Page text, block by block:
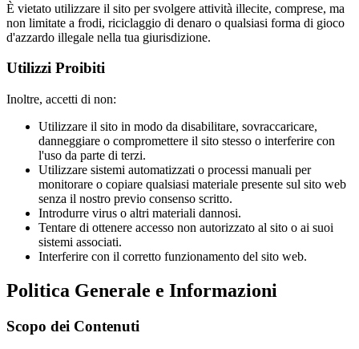
È vietato utilizzare il sito per svolgere attività illecite, comprese, ma
non limitate a frodi, riciclaggio di denaro o qualsiasi forma di gioco
d'azzardo illegale nella tua giurisdizione.
Utilizzi Proibiti
Inoltre, accetti di non:
Utilizzare il sito in modo da disabilitare, sovraccaricare,
danneggiare o compromettere il sito stesso o interferire con
l'uso da parte di terzi.
Utilizzare sistemi automatizzati o processi manuali per
monitorare o copiare qualsiasi materiale presente sul sito web
senza il nostro previo consenso scritto.
Introdurre virus o altri materiali dannosi.
Tentare di ottenere accesso non autorizzato al sito o ai suoi
sistemi associati.
Interferire con il corretto funzionamento del sito web.
Politica Generale e Informazioni
Scopo dei Contenuti